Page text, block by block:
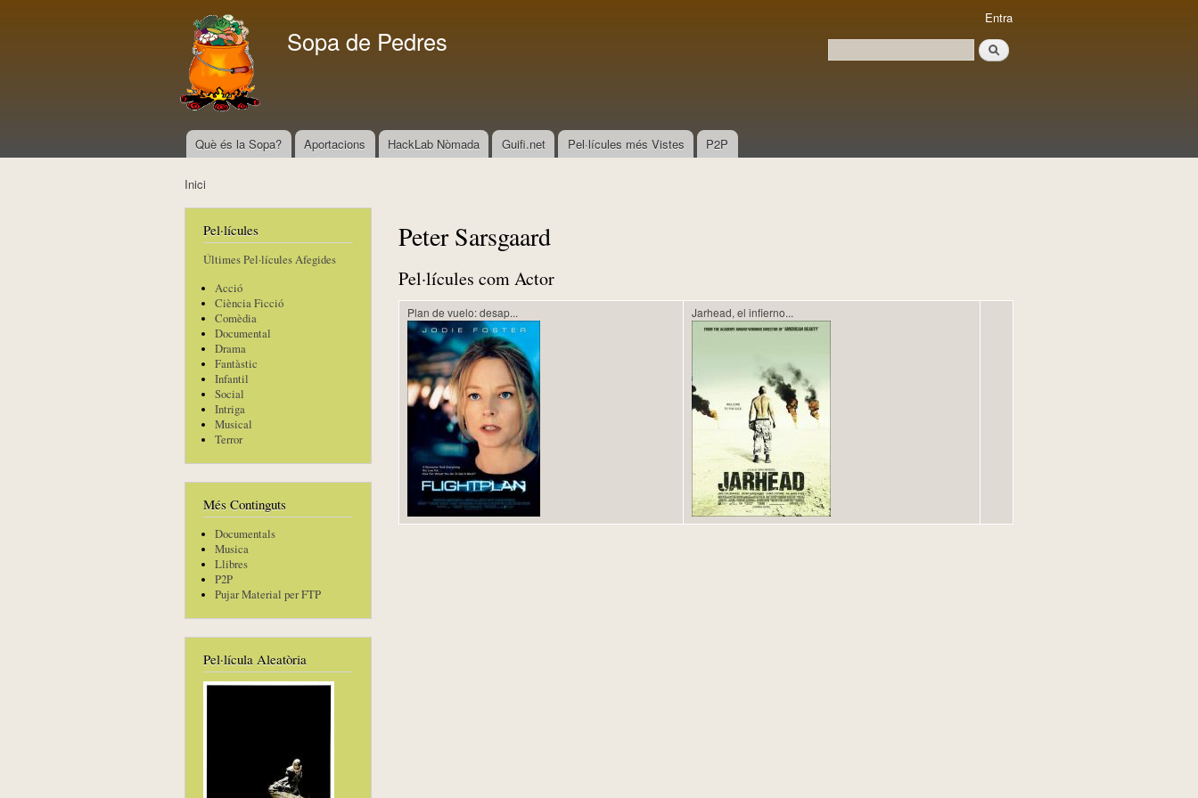
Sopa de Pedres
Formulari de cerca
Cerca
Menú principal
Què és la Sopa? Aportacions HackLab Nòmada Guifi.net Pel·lícules més Vistes P2P
Entra
Inici
Pel·lícules
Últimes Pel·lícules Afegides
Acció
Ciència Ficció
Comèdia
Documental
Drama
Fantàstic
Infantil
Social
Intriga
Musical
Terror
Més Continguts
Documentals
Musica
Llibres
P2P
Pujar Material per FTP
Pel·lícula Aleatòria
Peter Sarsgaard
Pel·lícules com Actor
Plan de vuelo: desap... Jarhead, el infierno...